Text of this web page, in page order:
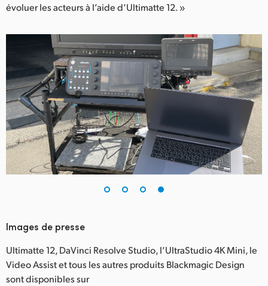
évoluer les acteurs à l’aide d’Ultimatte 12. »
Images de presse
Ultimatte 12, DaVinci Resolve Studio, l’UltraStudio 4K Mini, le
Video Assist et tous les autres produits Blackmagic Design
sont disponibles sur